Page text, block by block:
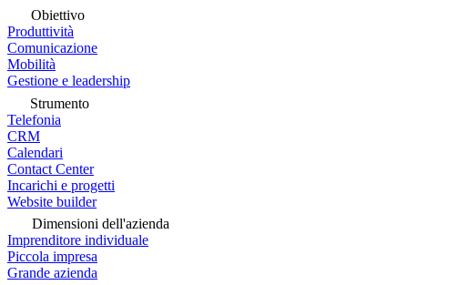
Obiettivo
Produttività
Comunicazione
Mobilità
Gestione e leadership
Strumento
Telefonia
CRM
Calendari
Contact Center
Incarichi e progetti
Website builder
Dimensioni dell'azienda
Imprenditore individuale
Piccola impresa
Grande azienda